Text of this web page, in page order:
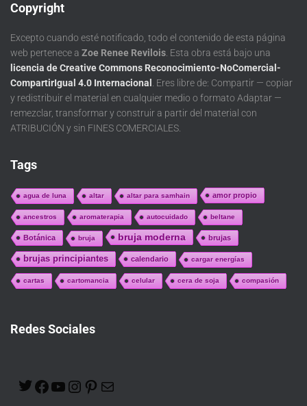
Copyright
Excepto cuando esté notificado, todo el contenido de esta página
web pertenece a Zoe Renee Revilois . Esta obra está bajo una
licencia de Creative Commons Reconocimiento-NoComercial-
CompartirIgual 4.0 Internacional
. Eres libre de: Compartir — copiar
y redistribuir el material en cualquier medio o formato Adaptar —
remezclar, transformar y construir a partir del material con
ATRIBUCIÓN y sin FINES COMERCIALES.
Tags
agua de luna altar altar para samhain amor propio
ancestros aromaterapia autocuidado beltane
Botánica bruja bruja moderna brujas
brujas principiantes calendario cargar energías
cartas cartomancia celular cera de soja compasión
Redes Sociales